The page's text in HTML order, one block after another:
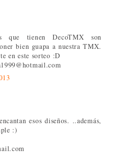
que tienen DecoTMX son
bien guapa a nuestra TMX.
en este sorteo :D
esos diseños. ..además,
:)